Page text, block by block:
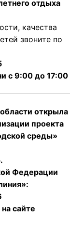
отдыха
качества
звоните по
с 9:00 до 17:00
открыла
проекта
среды»
Федерации
сайте